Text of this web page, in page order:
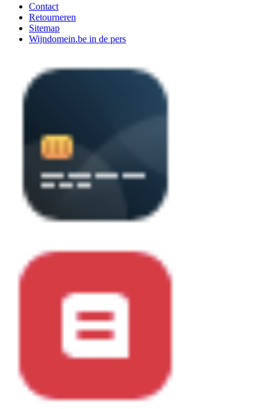
Contact
Retourneren
Sitemap
Wijndomein.be in de pers